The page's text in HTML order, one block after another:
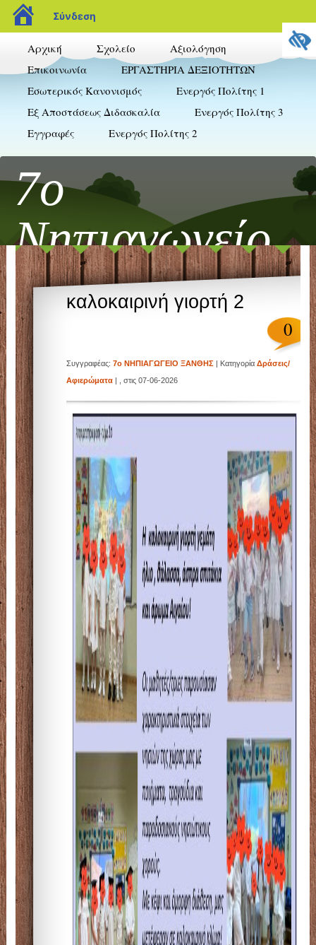
blogs.sch.gr
Σύνδεση
Αρχική Σχολείο
Αξιολόγηση
Επικοινωνία
ΕΡΓΑΣΤΗΡΙΑ ΔΕΞΙΟΤΗΤΩΝ
Εσωτερικός Κανονισμός
Ενεργός Πολίτης 1
Εξ Αποστάσεως Διδασκαλία
Ενεργός Πολίτης 3
Εγγραφές
Ενεργός Πολίτης 2
7ο
Νηπιαγωγείο
Ξάνθης
καλοκαιρινή γιορτή 2
0
Συγγραφέας:7ο ΝΗΠΙΑΓΩΓΕΙΟ ΞΑΝΘΗΣ | ΚατηγορίαΔράσεις/
Αφιερώματα | , στις 07-06-2026